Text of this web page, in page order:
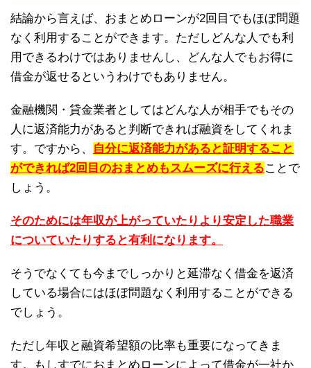
結論から言えば、おまとめローンが2回目でもほぼ問題
なく利用することができます。ただしどんな人でも利
用できるわけではありませんし、どんな人でもお得に
借金が返せるというわけでもありません。
金融機関・貸金業者としてはどんな人が相手でもその
人に返済能力があると判断できれば融資をしてくれま
す。ですから、
自分に返済能力があると証明すること
ができれば2回目のおまとめもスムーズに行えることで
しょう。
そのためには年収が上がっていたりより安定した職業
についていたりすると有利になります。
そうでなくても今までしっかりと延滞なく借金を返済
している場合にはほぼ問題なく利用することができる
でしょう。
ただし年収と融資希望額の比率も重要になってきま
す。もしすでにおまとめローンによって借金が一社か